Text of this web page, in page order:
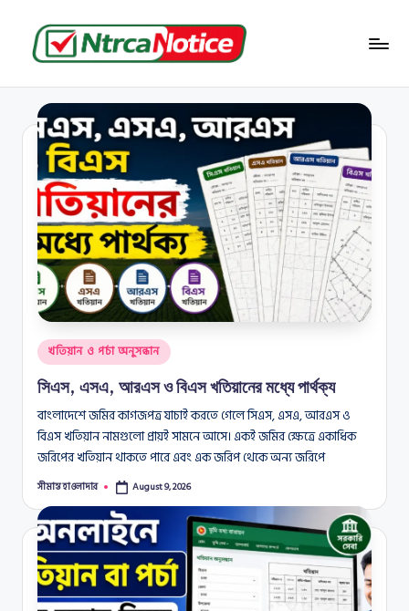
t
r
c
a
N
o
ti
c
e
জমা
সংক্রান্ত
সব
তথ্য
Posted
in
খতিয়ান ও পর্চা অনুসন্ধান
সিএস, এসএ, আরএস ও বিএস খতিয়ানের মধ্যে পার্থক্য
বাংলাদেশে জমির কাগজপত্র যাচাই করতে গেলে সিএস, এসএ, আরএস ও
বিএস খতিয়ান নামগুলো প্রায়ই সামনে আসে। একই জমির ক্ষেত্রে একাধিক
জরিপের খতিয়ান থাকতে পারে এবং এক জরিপ থেকে অন্য জরিপে
Posted
সীমান্ত হাওলাদার August 9, 2026